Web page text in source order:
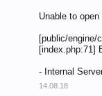
Unable to open
[public/engine/
[index.php:71]
- Internal
14.08.18